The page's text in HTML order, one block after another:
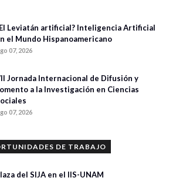
Leviatán artificial? Inteligencia Artificial
el Mundo Hispanoamericano
07, 2026
Jornada Internacional de Difusión y
a la Investigación en Ciencias
07, 2026
DE TRABAJO
del SIJA en el IIS-UNAM